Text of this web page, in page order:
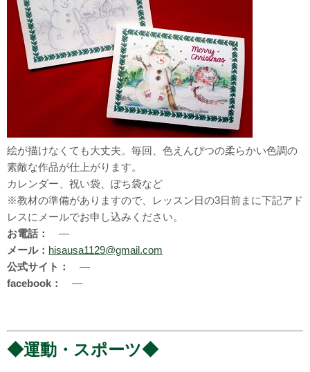
絵が描けなくても大丈夫。毎回、色えんぴつの柔らかい色調の
素敵な作品が仕上がります。
カレンダー、祝い袋、ぽち袋など
※教材の準備がありますので、レッスン日の3日前まに下記アド
レスにメールでお申し込みください。
お電話：
―
メール： hisausa1129@gmail.com
公式サイト：
―
facebook：
―
◆運動・スポーツ◆